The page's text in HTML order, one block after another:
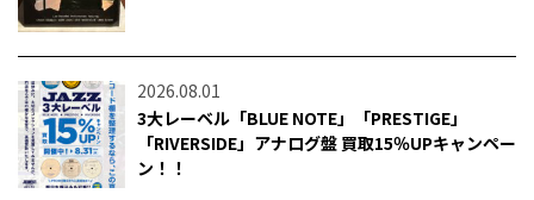
2026.08.01
3大レーベル「BLUE NOTE」「PRESTIGE」
「RIVERSIDE」アナログ盤 買取15％UPキャンペー
ン！！